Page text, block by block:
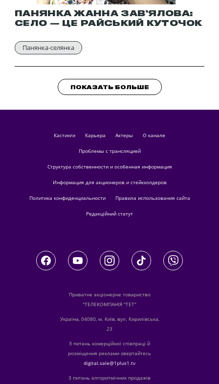
ПАНЯНКА ЖАННА ЗАВ’ЯЛОВА:
СЕЛО — ЦЕ РАЙСЬКИЙ КУТОЧОК
Панянка-селянка
ПОКАЗАТЬ БОЛЬШЕ
кастинги Карьера актеры О канале
Проблемы с трансляцией
Структура собственности и особенная информация
Информация для акционеров и стейкхолдеров
Политика конфиденциальности Правила использования сайта
Редакційний статут
Приватне акціонерне товариство
"ТЕЛЕКОМПАНІЯ "ТЕТ"
Україна, 04080, м. Київ, вул. Кирилівська,
23
З питань комерційної співпраці й
розміщення реклами звертайтесь
digital.sale@1plus1.tv
З питань алгоритмічних продажів